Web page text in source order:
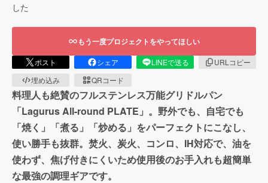
した
もう一度プロジェクトをやってほしい
ポスト シェア LINEで送る
URLコピー
埋め込み
QRコード
料理人も絶賛のフルステンレス万能グリドルパン
「Lagurus All-round PLATE」。野外でも、自宅でも
「焼く」「煮る」「炒める」をパーフェクトにこなし、
使い勝手も抜群。焚火、炭火、コンロ、IH対応で、油を
使わず、焦げ付きにくいため使用後のお手入れも超簡単
な最強の調理ギアです。